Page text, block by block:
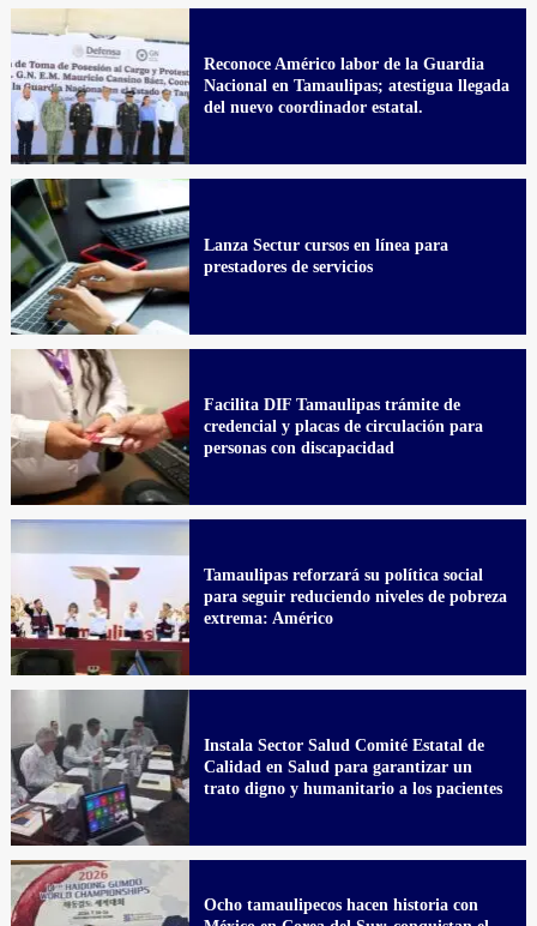
Reconoce Américo labor de la Guardia
Nacional en Tamaulipas; atestigua llegada
del nuevo coordinador estatal.
Lanza Sectur cursos en línea para
prestadores de servicios
Facilita DIF Tamaulipas trámite de
credencial y placas de circulación para
personas con discapacidad
Tamaulipas reforzará su política social
para seguir reduciendo niveles de pobreza
extrema: Américo
Instala Sector Salud Comité Estatal de
Calidad en Salud para garantizar un
trato digno y humanitario a los pacientes
Ocho tamaulipecos hacen historia con